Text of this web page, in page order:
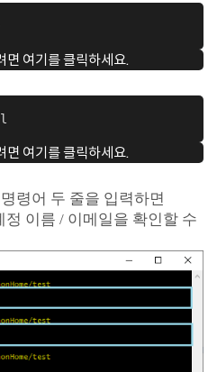
면 여기를 클릭하세요.
면 여기를 클릭하세요.
령어 두 줄을 입력하면
이름 / 이메일을 확인할 수